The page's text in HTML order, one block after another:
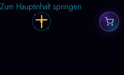
Zum Hauptinhalt springen